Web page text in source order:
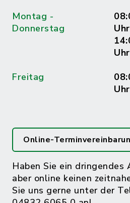
Montag -
Donnerstag
Uhr
Uhr
Freitag
Uhr
Online-
Haben Sie ein dringendes
aber online keinen
Sie uns gerne unter der